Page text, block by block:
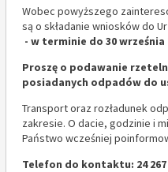
Wobec powyższego
są o składanie wniosków do
- w terminie do 30 września
Proszę o podawanie
posiadanych odpadów do
Transport oraz rozładunek
zakresie. O dacie, godzinie i
Państwo wcześniej
Telefon do kontaktu: 24 267